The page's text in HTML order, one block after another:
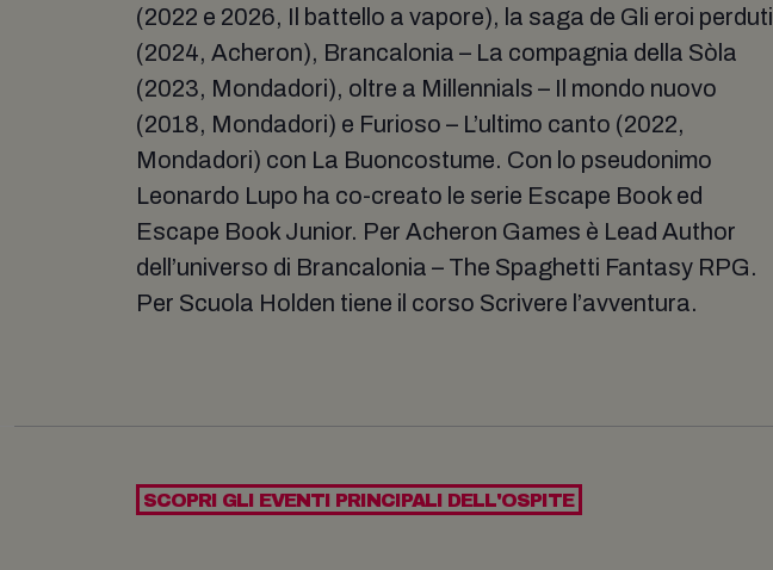
(2022 e 2026, Il battello a vapore), la saga de Gli eroi perduti
(2024, Acheron), Brancalonia – La compagnia della Sòla
(2023, Mondadori), oltre a Millennials – Il mondo nuovo
(2018, Mondadori) e Furioso – L’ultimo canto (2022,
Mondadori) con La Buoncostume. Con lo pseudonimo
Leonardo Lupo ha co-creato le serie Escape Book ed
Escape Book Junior. Per Acheron Games è Lead Author
dell’universo di Brancalonia – The Spaghetti Fantasy RPG.
Per Scuola Holden tiene il corso Scrivere l’avventura.
SCOPRI GLI EVENTI PRINCIPALI DELL'OSPITE